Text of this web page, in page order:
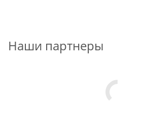
Наши партнеры